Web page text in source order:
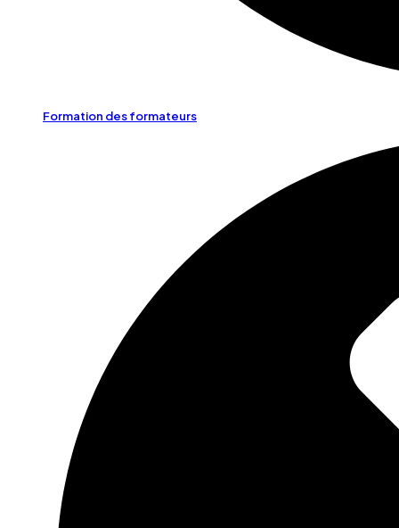
Formation des formateurs